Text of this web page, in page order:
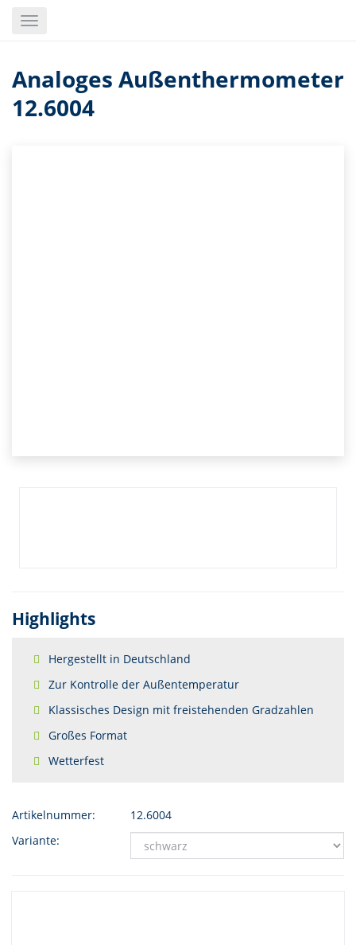
Toggle
Analoges Außenthermometer
12.6004
Highlights
Hergestellt in Deutschland
Zur Kontrolle der Außentemperatur
Klassisches Design mit freistehenden Gradzahlen
Großes Format
Wetterfest
Artikelnummer:
12.6004
Variante: